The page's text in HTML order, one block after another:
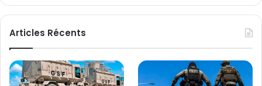
Articles Récents